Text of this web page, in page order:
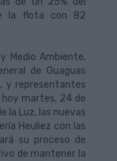
la flota con 82
Medio Ambiente,
de Guaguas
y representantes
hoy martes, 24 de
la Luz, las nuevas
Heuliez con las
su proceso de
de mantener la